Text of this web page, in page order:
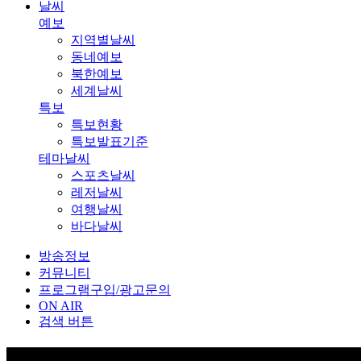
날씨
예보
지역별날씨
동네예보
북한예보
세계날씨
특보
특보현황
특보발표기준
테마날씨
스포츠날씨
레저날씨
여행날씨
바다날씨
방송정보
커뮤니티
프로그램구입/광고문의
ON AIR
검색 버튼